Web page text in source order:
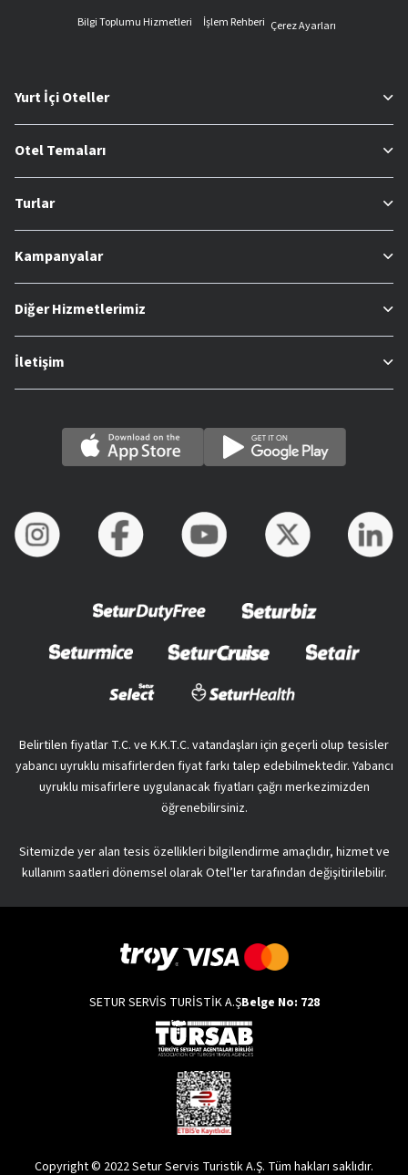
Bilgi Toplumu Hizmetleri
İşlem Rehberi Çerez Ayarları
Yurt İçi Oteller
Otel Temaları
Turlar
Kampanyalar
Diğer Hizmetlerimiz
İletişim
Belirtilen fiyatlar T.C. ve K.K.T.C. vatandaşları için geçerli olup tesisler
yabancı uyruklu misafirlerden fiyat farkı talep edebilmektedir. Yabancı
uyruklu misafirlere uygulanacak fiyatları çağrı merkezimizden
öğrenebilirsiniz.
Sitemizde yer alan tesis özellikleri bilgilendirme amaçlıdır, hizmet ve
kullanım saatleri dönemsel olarak Otel’ler tarafından değişitirilebilir.
SETUR SERVİS TURİSTİK A.ŞBelge No: 728
Copyright © 2022 Setur Servis Turistik A.Ş. Tüm hakları saklıdır.